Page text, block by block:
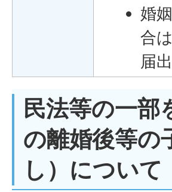
婚
合
届
民法等の一部
の離婚後等の
し）について